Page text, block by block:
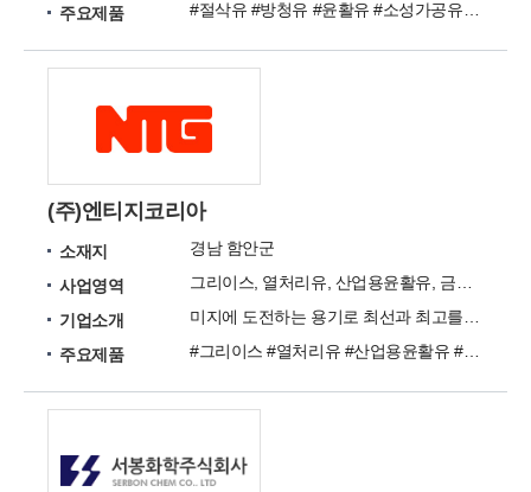
주요제품
(주)엔티지코리아
소재지
경남 함안군
사업영역
기업소개
주요제품
#그리이스 #열처리유 #산업용윤활유 #금속가공유 #엔진오일